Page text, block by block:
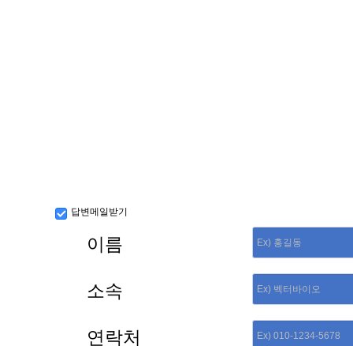
답변메일받기
이름
소속
연락처